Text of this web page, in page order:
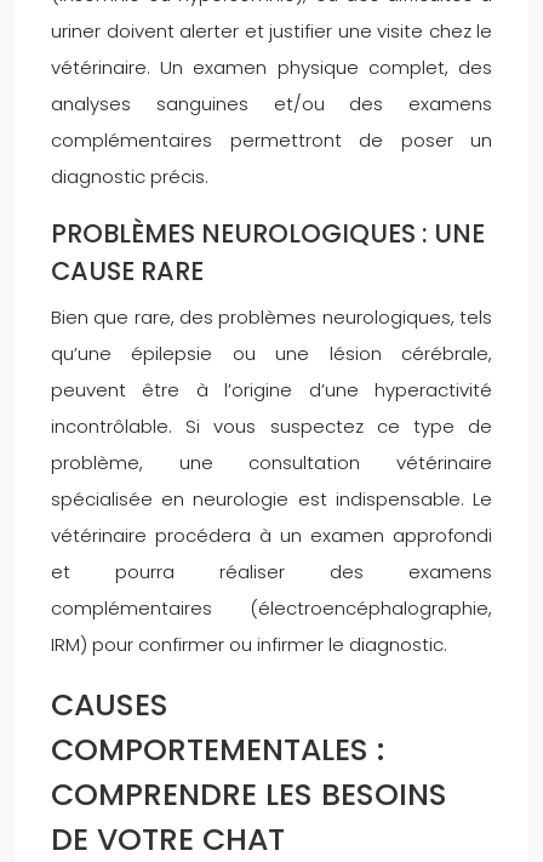
uriner doivent alerter et justifier une visite chez le
vétérinaire. Un examen physique complet, des
analyses sanguines et/ou des examens
complémentaires permettront de poser un
diagnostic précis.
PROBLÈMES NEUROLOGIQUES : UNE
CAUSE RARE
Bien que rare, des problèmes neurologiques, tels
qu’une épilepsie ou une lésion cérébrale,
peuvent être à l’origine d’une hyperactivité
incontrôlable. Si vous suspectez ce type de
problème, une consultation vétérinaire
spécialisée en neurologie est indispensable. Le
vétérinaire procédera à un examen approfondi
et pourra réaliser des examens
complémentaires (électroencéphalographie,
IRM) pour confirmer ou infirmer le diagnostic.
CAUSES
COMPORTEMENTALES :
COMPRENDRE LES BESOINS
DE VOTRE CHAT